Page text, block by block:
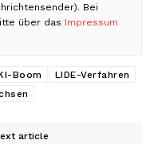
Bei
über das Impressum
Boom
LIDE-Verfahren
article